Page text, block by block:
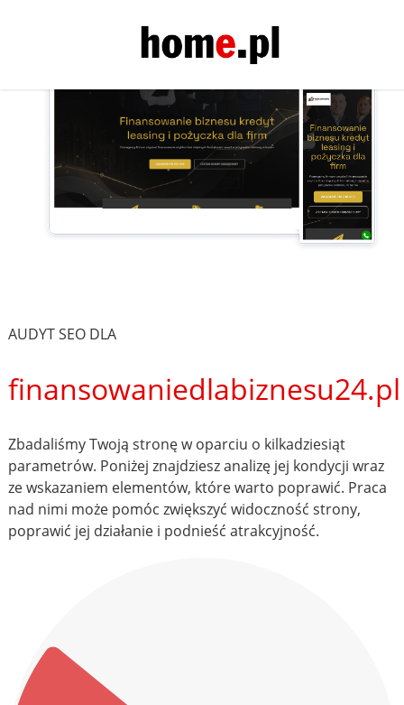
AUDYT SEO DLA
finansowaniedlabiznesu24.pl
Zbadaliśmy Twoją stronę w oparciu o kilkadziesiąt
parametrów. Poniżej znajdziesz analizę jej kondycji wraz
ze wskazaniem elementów, które warto poprawić. Praca
nad nimi może pomóc zwiększyć widoczność strony,
poprawić jej działanie i podnieść atrakcyjność.